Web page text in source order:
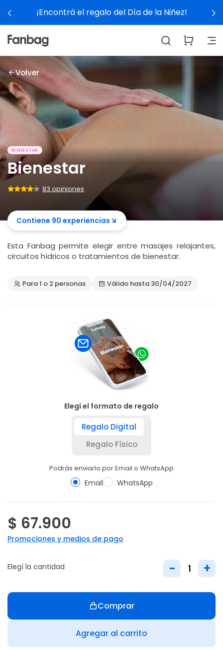
¡Encontrá el regalo del Día de la Niñez!
Volver
BIENESTAR
Bienestar
83 opiniones
Contiene 90 experiencias
Esta Fanbag permite elegir entre masajes relajantes,
circuitos hídricos o tratamientos de bienestar.
Para 1 o 2 personas Válido hasta 30/04/2027
Elegí el formato de regalo
Regalo Digital
Regalo Físico
Podrás enviarlo por Email o WhatsApp
Email WhatsApp
$ 67.900
Promociones y medios de pago
Elegí la cantidad - +
Agregar al carrito
Comprar